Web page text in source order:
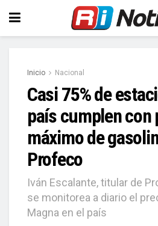
Inicio Nacional
Casi 75% de
país cumplen con
máximo de
Profeco
Iván Escalante, titular de
se monitorea a diario el
Magna en el país